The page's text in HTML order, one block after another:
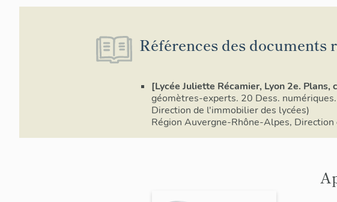
Références des documents
[Lycée Juliette Récamier, Lyon 2e. Plans,
géomètres-experts. 20 Dess.
Direction de l'immobilier des lycées)
Région Auvergne-Rhône-Alpes,